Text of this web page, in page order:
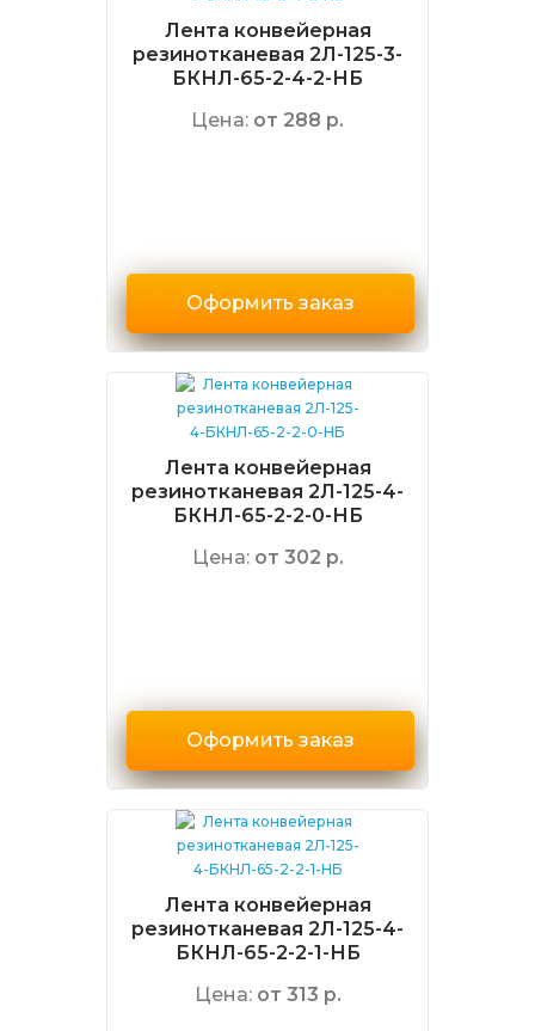
Лента конвейерная
резинотканевая 2Л-125-3-
БКНЛ-65-2-4-2-НБ
Цена: от 288 р.
Оформить заказ
Лента конвейерная
резинотканевая 2Л-125-4-
БКНЛ-65-2-2-0-НБ
Цена: от 302 р.
Оформить заказ
Лента конвейерная
резинотканевая 2Л-125-4-
БКНЛ-65-2-2-1-НБ
Цена: от 313 р.